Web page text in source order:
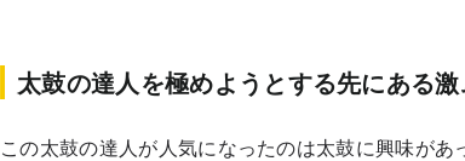
太鼓の達人を極めようとする先にある
この太鼓の達人が人気になったのは太鼓に興味が